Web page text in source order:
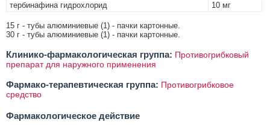
тербинафина гидрохлорид
10 мг
15 г - тубы алюминиевые (1) - пачки картонные.
30 г - тубы алюминиевые (1) - пачки картонные.
Клинико-фармакологическая группа: Противогрибковый
препарат для наружного применения
Фармако-терапевтическая группа: Противогрибковое
средство
Фармакологическое действие